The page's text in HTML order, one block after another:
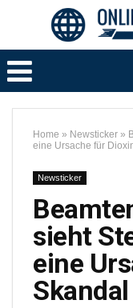
Home » Newsticker »
eine Ursache für
Newsticker
sieht
eine
Skandal